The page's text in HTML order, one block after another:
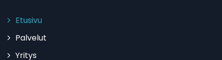
Etusivu
Palvelut
Yritys